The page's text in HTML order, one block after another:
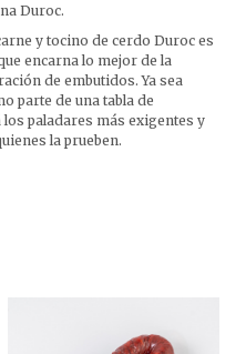
Duroc.
y tocino de cerdo Duroc es
encarna lo mejor de la
de embutidos. Ya sea
parte de una tabla de
paladares más exigentes y
la prueben.